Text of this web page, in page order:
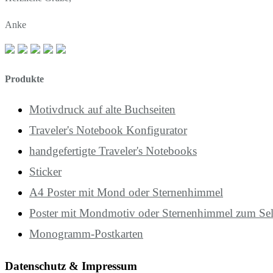
Anke
Produkte
Motivdruck auf alte Buchseiten
Traveler's Notebook Konfigurator
handgefertigte Traveler's Notebooks
Sticker
A4 Poster mit Mond oder Sternenhimmel
Poster mit Mondmotiv oder Sternenhimmel zum
Monogramm-Postkarten
Datenschutz & Impressum